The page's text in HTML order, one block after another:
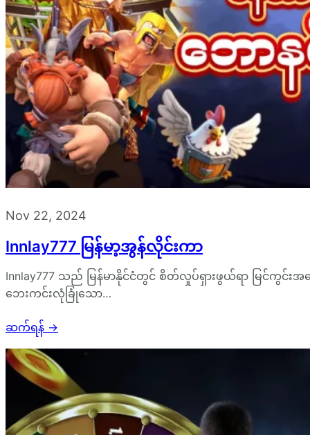
Nov 22, 2024
Innlay777 မြန်မာ့အွန်လိုင်းကာ
Innlay777 သည် မြန်မာနိုင်ငံတွင် စိတ်လှုပ်ရှားဖွယ်ရာ မြင်ကွင်း
ဘေးကင်းလုံခြုံသော…
ဆက်ရန် →